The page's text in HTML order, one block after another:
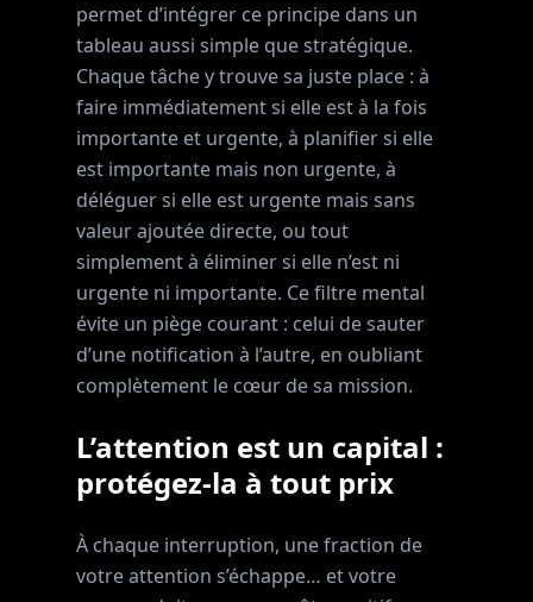
permet d’intégrer ce principe dans un
tableau aussi simple que stratégique.
Chaque tâche y trouve sa juste place : à
faire immédiatement si elle est à la fois
importante et urgente, à planifier si elle
est importante mais non urgente, à
déléguer si elle est urgente mais sans
valeur ajoutée directe, ou tout
simplement à éliminer si elle n’est ni
urgente ni importante. Ce filtre mental
évite un piège courant : celui de sauter
d’une notification à l’autre, en oubliant
complètement le cœur de sa mission.
L’attention est un capital :
protégez-la à tout prix
À chaque interruption, une fraction de
votre attention s’échappe… et votre